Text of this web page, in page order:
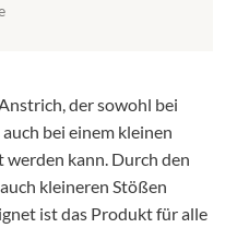
der sowohl bei
bei einem kleinen
kann. Durch den
kleineren Stößen
ist das Produkt für alle